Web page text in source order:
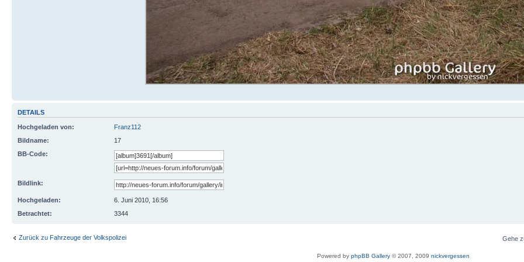
DETAILS
Hochgeladen von:
Franz112
Bildname:
17
BB-Code:
Bildlink:
Hochgeladen:
6. Juni 2010, 16:56
Betrachtet:
3344
Zurück zu Fahrzeuge der Volkspolizei Gehe
Powered by phpBB Gallery© 2007, 2009 nickvergessen